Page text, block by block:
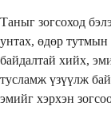
Таныг зогсоход
унтах, өдөр тутмын
байдалтай хийх,
тусламж үзүүлж
эмийг хэрхэн